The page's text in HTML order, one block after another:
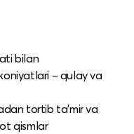
bilan
– qulay va
tortib ta’mir va
qismlar